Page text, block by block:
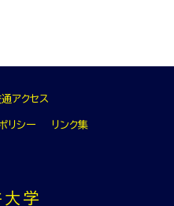
学
アクセス
リシー リンク集